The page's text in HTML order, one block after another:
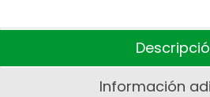
Información